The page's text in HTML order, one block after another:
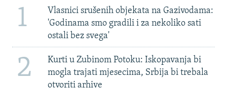
1
Vlasnici srušenih objekata na Gazivodama:
'Godinama smo gradili i za nekoliko sati
ostali bez svega'
2
Kurti u Zubinom Potoku: Iskopavanja bi
mogla trajati mjesecima, Srbija bi trebala
otvoriti arhive